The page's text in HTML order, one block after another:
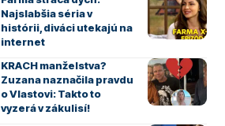
Najslabšia séria v
histórii, diváci utekajú na
internet
KRACH manželstva?
Zuzana naznačila pravdu
o Vlastovi: Takto to
vyzerá v zákulisí!